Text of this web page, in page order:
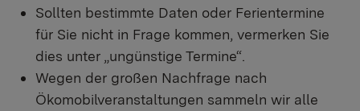
Sollten bestimmte Daten oder Ferientermine
für Sie nicht in Frage kommen, vermerken Sie
dies unter „ungünstige Termine“.
Wegen der großen Nachfrage nach
Ökomobilveranstaltungen sammeln wir alle